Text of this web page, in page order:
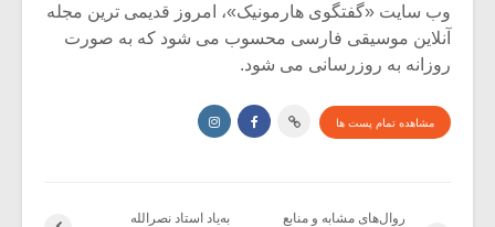
وب سایت «گفتگوی هارمونیک»، امروز قدیمی ترین مجله
آنلاین موسیقی فارسی محسوب می شود که به صورت
روزانه به روزرسانی می شود.
مشاهده تمام پست ها
به‌یاد استاد نصرالله
روال‌های مشابه و منابع